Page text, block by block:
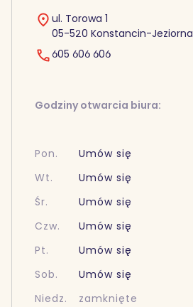
ul. Torowa 1
05-520 Konstancin-Jeziorna
605 606 606
Godziny otwarcia biura:
Pon.
Umów się
Wt.
Umów się
Śr.
Umów się
Czw.
Umów się
Pt.
Umów się
Sob.
Umów się
Niedz.
zamknięte